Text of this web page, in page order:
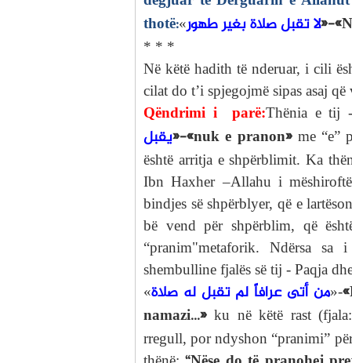
thotë:«لا تقبل صلاة بغير طهور»-
* * *
Në këtë hadith të nderuar, i cili
cilat do t’i spjegojmë sipas asaj
Qëndrimi i parë:Thënia e tij
يقبل»-«nuk e pranon»me “e”
është arritja e shpërblimit. Ka
Ibn Haxher –Allahu i
bindjes së shpërblyer, që e
bë vend për shpërblim, që
“pranim"metaforik. Ndërsa sa
shembulline fjalës së tij - Paqja
«من أتى عرافاً لم تقبل له صلاة»-
namazi…» ku në këtë rast
rregull, por ndyshon “pranimi”